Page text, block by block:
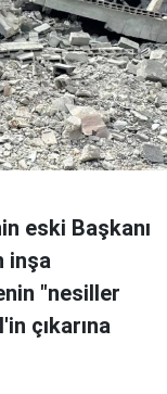
eski Başkanı
inşa
"nesiller
çıkarına